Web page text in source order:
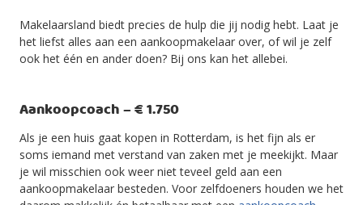
Makelaarsland biedt precies de hulp die jij nodig hebt. Laat je
het liefst alles aan een aankoopmakelaar over, of wil je zelf
ook het één en ander doen? Bij ons kan het allebei.
Aankoopcoach – € 1.750
Als je een huis gaat kopen in Rotterdam, is het fijn als er
soms iemand met verstand van zaken met je meekijkt. Maar
je wil misschien ook weer niet teveel geld aan een
aankoopmakelaar besteden. Voor zelfdoeners houden we het